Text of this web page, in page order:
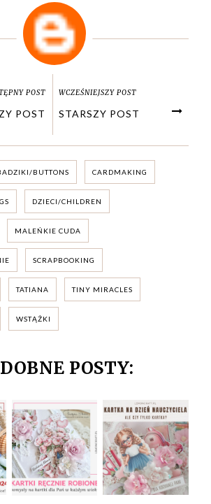
POST
POST
WCZEŚNIEJSZY POST
STARSZY POST
BUTTONS CARDMAKING
DZIECI/CHILDREN
MALEŃKIE CUDA
SCRAPBOOKING
TATIANA TINY MIRACLES
WSTĄŻKI
POSTY: